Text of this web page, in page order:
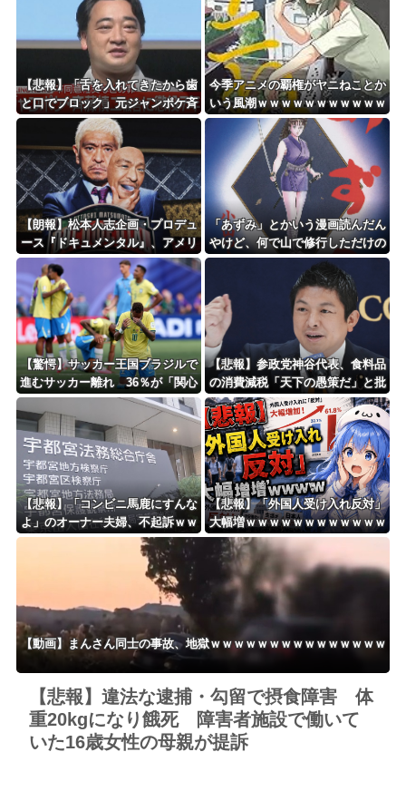
8/4のニュース
日本旅行キャンセルすべきか…1万年ぶり史上最大級の火山の兆し＝韓国の反応
更新中止のお知らせ
海外「おめでとうタキ！」リヴァプール南野がバースデーゴール！！
Powered by livedoor 相互RSS
【悲報】「舌を入れてきたから歯
と口でブロック」元ジャンポケ斉
藤の不同意性交公判
今季アニメの覇権がヤニねことか
いう風潮ｗｗｗｗｗｗｗｗｗｗｗ
ｗｗ
【朗報】松本人志企画・プロデュ
ース『ドキュメンタル』、アメリ
カで初の制作が決定！ 海外タイ
トル『LOL』として世界25ヶ国・
地域で展開
「あずみ」とかいう漫画読んだん
やけど、何で山で修行しただけの
子供達があんなに強いんや
【驚愕】サッカー王国ブラジルで
進むサッカー離れ 36％が「関心
なし」
【悲報】参政党神谷代表、食料品
の消費減税「天下の愚策だ」と批
判ｗｗｗｗｗｗｗｗｗｗｗｗ
【悲報】「コンビニ馬鹿にすんな
よ」のオーナー夫婦、不起訴ｗｗ
ｗｗｗｗｗｗ
【悲報】「外国人受け入れ反対」
大幅増ｗｗｗｗｗｗｗｗｗｗｗｗ
ｗｗｗｗｗｗ
【動画】まんさん同士の事故、地獄ｗｗｗｗｗｗｗｗｗｗｗｗｗｗｗ
【悲報】違法な逮捕・勾留で摂食障害 体
重20kgになり餓死 障害者施設で働いて
いた16歳女性の母親が提訴